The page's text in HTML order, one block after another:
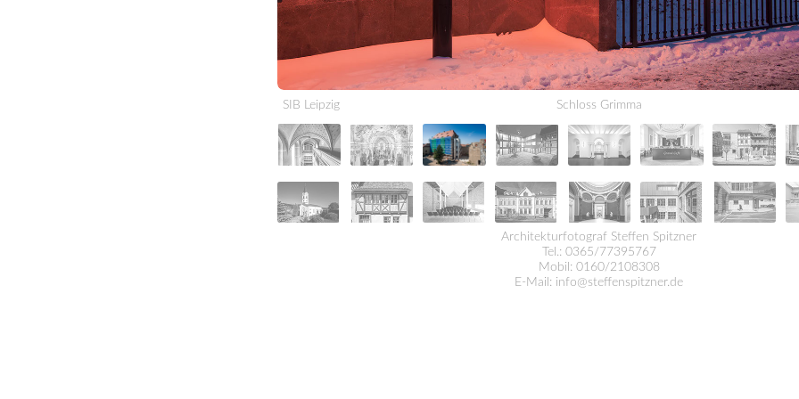
SIB Leipzig Schloss Grimma
Architekturfotograf Steffen Spitzner
Tel.: 0365/77395767
Mobil: 0160/2108308
E-Mail: info@steffenspitzner.de